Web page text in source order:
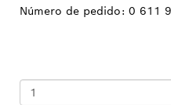
Número de pedido: 0 611